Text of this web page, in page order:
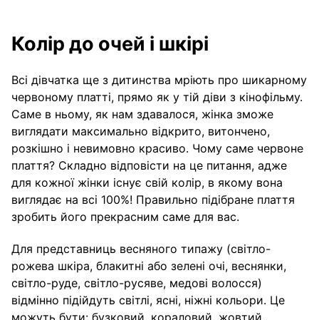
Колір до очей і шкірі
Всі дівчатка ще з дитинства мріють про шикарному
червоному платті, прямо як у тій діви з кінофільму.
Саме в ньому, як нам здавалося, жінка зможе
виглядати максимально відкрито, витончено,
розкішно і невимовно красиво. Чому саме червоне
плаття? Складно відповісти на це питання, адже
для кожної жінки існує свій колір, в якому вона
виглядає на всі 100%! Правильно підібране плаття
зробить його прекрасним саме для вас.
Для представниць весняного типажу (світло-
рожева шкіра, блакитні або зелені очі, веснянки,
світло-руде, світло-русяве, медові волосся)
відмінно підійдуть світлі, ясні, ніжні кольори. Це